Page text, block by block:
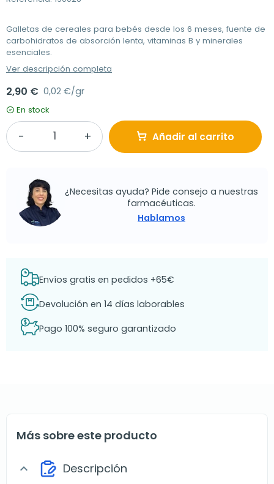
Galletas de cereales para bebés desde los 6 meses, fuente de
carbohidratos de absorción lenta, vitaminas B y minerales
esenciales.
Ver descripción completa
2,90 € 0,02 €/gr
En stock
Añadir al carrito
¿Necesitas ayuda? Pide consejo a nuestras
farmacéuticas.
Hablamos
Envíos gratis en pedidos +65€
Devolución en 14 días laborables
Pago 100% seguro garantizado
Más sobre este producto
expand_more Descripción